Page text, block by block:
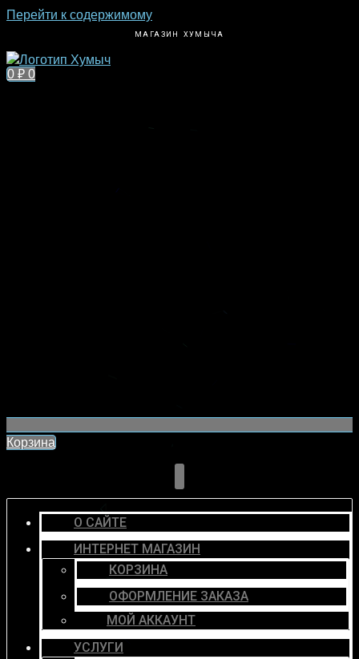
Перейти к содержимому
МАГАЗИН ХУМЫЧА
0 ₽ 0
Корзина
О САЙТЕ
ИНТЕРНЕТ МАГАЗИН
КОРЗИНА
ОФОРМЛЕНИЕ ЗАКАЗА
МОЙ АККАУНТ
УСЛУГИ